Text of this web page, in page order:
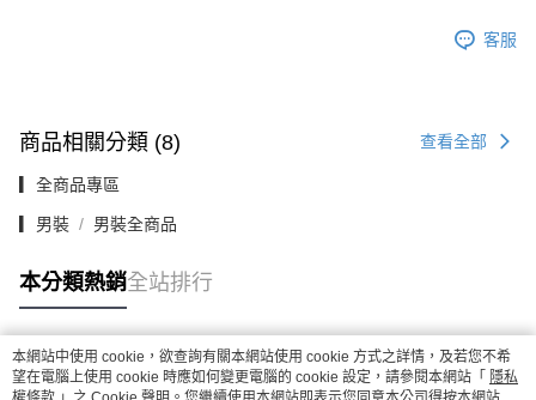
客服
商品相關分類 (8) 查看全部
▎全商品專區
▎男裝 男裝全商品
本分類熱銷全站排行
熱門標籤
本網站中使用 cookie，欲查詢有關本網站使用 cookie 方式之詳情，及若您不希
望在電腦上使用 cookie 時應如何變更電腦的 cookie 設定，請參閱本網站「 隱私